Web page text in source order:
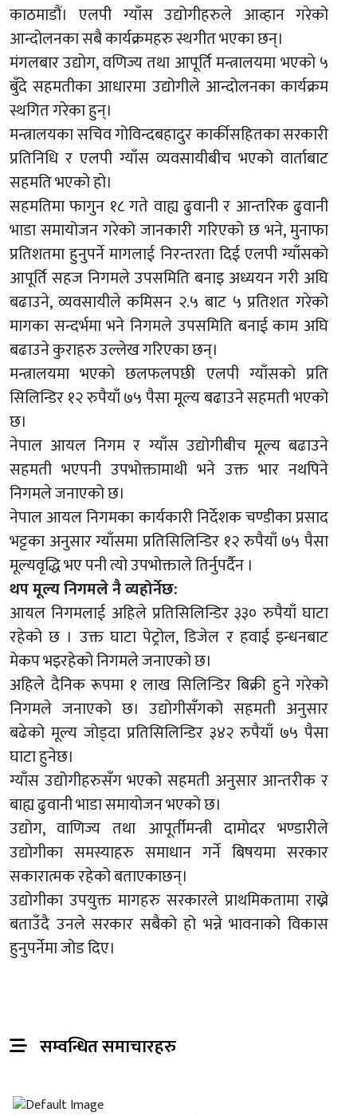
काठमाडौं। एलपी ग्याँस उद्योगीहरुले आव्हान गरेको
आन्दोलनका सबै कार्यक्रमहरु स्थगीत भएका छन्।
मंगलबार उद्योग, वणिज्य तथा आपूर्ति मन्त्रालयमा भएको ५
बुँदे सहमतीका आधारमा उद्योगीले आन्दोलनका कार्यक्रम
स्थगित गरेका हुन्।
मन्त्रालयका सचिव गोविन्दबहादुर कार्कीसहितका सरकारी
प्रतिनिधि र एलपी ग्याँस व्यवसायीबीच भएको वार्ताबाट
सहमति भएको हो।
सहमतिमा फागुन १८ गते वाह्य ढुवानी र आन्तरिक ढुवानी
भाडा समायोजन गरेको जानकारी गरिएको छ भने, मुनाफा
प्रतिशतमा हुनुपर्ने मागलाई निरन्तरता दिई एलपी ग्याँसको
आपूर्ति सहज निगमले उपसमिति बनाइ अध्ययन गरी अघि
बढाउने, व्यवसायीले कमिसन २.५ बाट ५ प्रतिशत गरेको
मागका सन्दर्भमा भने निगमले उपसमिति बनाई काम अघि
बढाउने कुराहरु उल्लेख गरिएका छन्।
मन्त्रालयमा भएको छलफलपछी एलपी ग्याँसको प्रति
सिलिन्डिर १२ रुपैयाँ ७५ पैसा मूल्य बढाउने सहमती भएको
छ।
नेपाल आयल निगम र ग्याँस उद्योगीबीच मूल्य बढाउने
सहमती भएपनी उपभोक्तामाथी भने उक्त भार नथपिने
निगमले जनाएको छ।
नेपाल आयल निगमका कार्यकारी निर्देशक चण्डीका प्रसाद
भट्टका अनुसार ग्याँसमा प्रतिसिलिन्डिर १२ रुपैयाँ ७५ पैसा
मूल्यवृद्धि भए पनी त्यो उपभोक्ताले तिर्नुपर्दैन ।
थप मूल्य निगमले नै व्यहोर्नेछ:
आयल निगमलाई अहिले प्रतिसिलिन्डिर ३३० रुपैयाँ घाटा
रहेको छ । उक्त घाटा पेट्रोल, डिजेल र हवाई इन्धनबाट
मेकप भइरहेको निगमले जनाएको छ।
अहिले दैनिक रूपमा १ लाख सिलिन्डिर बिक्री हुने गरेको
निगमले जनाएको छ। उद्योगीसँगको सहमती अनुसार
बढेको मूल्य जोड्दा प्रतिसिलिन्डिर ३४२ रुपैयाँ ७५ पैसा
घाटा हुनेछ।
ग्याँस उद्योगीहरुसँग भएको सहमती अनुसार आन्तरीक र
बाह्य ढुवानी भाडा समायोजन भएको छ।
उद्योग, वाणिज्य तथा आपूर्तीमन्त्री दामोदर भण्डारीले
उद्योगीका समस्याहरु समाधान गर्ने बिषयमा सरकार
सकारात्मक रहेको बताएकाछन्।
उद्योगीका उपयुक्त मागहरु सरकारले प्राथमिकतामा राख्ने
बताउँदै उनले सरकार सबैको हो भन्ने भावनाको विकास
हुनुपर्नेमा जोड दिए।
सम्वन्धित समाचारहरु